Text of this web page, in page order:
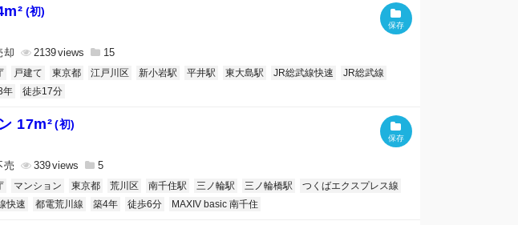
(初)
却 2139 15
戸建て 東京都 江戸川区 新小岩駅 平井駅 東大島駅 JR総武線快速
JR総武線
年 徒歩17分
17m² (初)
売 339 5
マンション 東京都 荒川区 南千住駅 三ノ輪駅 三ノ輪橋駅
つくばエクスプレス線
快速 都電荒川線 築4年 徒歩6分 MAXIV basic 南千住